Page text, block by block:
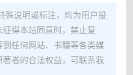
殊说明或标注，均为用户投
得本站同意时，禁止复
任何网站、书籍等各类媒
者的合法权益，可联系我